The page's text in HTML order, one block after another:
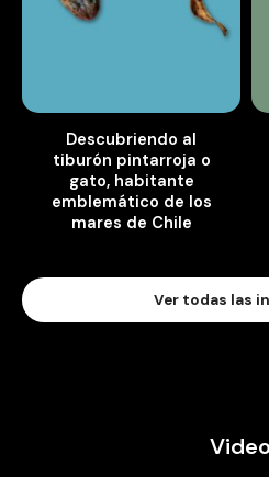
Descubriendo al
tiburón pintarroja o
gato, habitante
emblemático de los
mares de Chile
Ver todas las